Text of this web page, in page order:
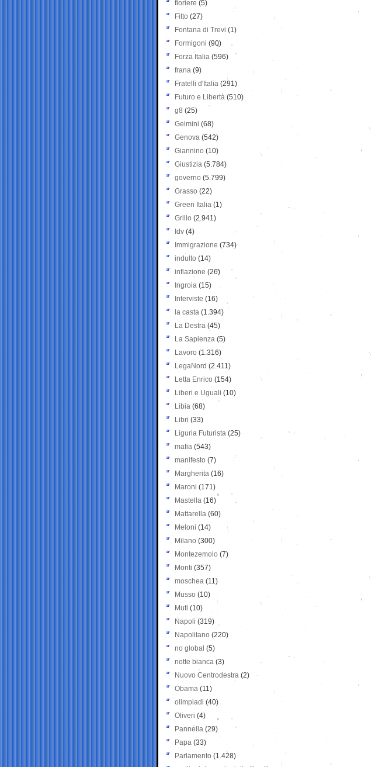
fioriere (5)
Fitto (27)
Fontana di Trevi (1)
Formigoni (90)
Forza Italia (596)
frana (9)
Fratelli d'Italia (291)
Futuro e Libertà (510)
g8 (25)
Gelmini (68)
Genova (542)
Giannino (10)
Giustizia (5.784)
governo (5.799)
Grasso (22)
Green Italia (1)
Grillo (2.941)
Idv (4)
Immigrazione (734)
indulto (14)
inflazione (26)
Ingroia (15)
Interviste (16)
la casta (1.394)
La Destra (45)
La Sapienza (5)
Lavoro (1.316)
LegaNord (2.411)
Letta Enrico (154)
Liberi e Uguali (10)
Libia (68)
Libri (33)
Liguria Futurista (25)
mafia (543)
manifesto (7)
Margherita (16)
Maroni (171)
Mastella (16)
Mattarella (60)
Meloni (14)
Milano (300)
Montezemolo (7)
Monti (357)
moschea (11)
Musso (10)
Muti (10)
Napoli (319)
Napolitano (220)
no global (5)
notte bianca (3)
Nuovo Centrodestra (2)
Obama (11)
olimpiadi (40)
Oliveri (4)
Pannella (29)
Papa (33)
Parlamento (1.428)